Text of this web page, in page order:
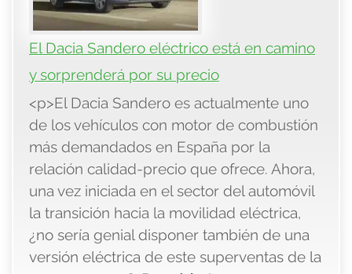
El Dacia Sandero eléctrico está en camino
y sorprenderá por su precio
<p>El Dacia Sandero es actualmente uno
de los vehículos con motor de combustión
más demandados en España por la
relación calidad-precio que ofrece. Ahora,
una vez iniciada en el sector del automóvil
la transición hacia la movilidad eléctrica,
¿no sería genial disponer también de una
versión eléctrica de este superventas de la